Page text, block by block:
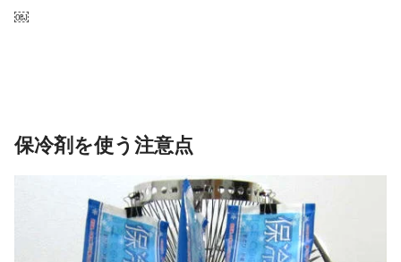
￼
保冷剤を使う注意点